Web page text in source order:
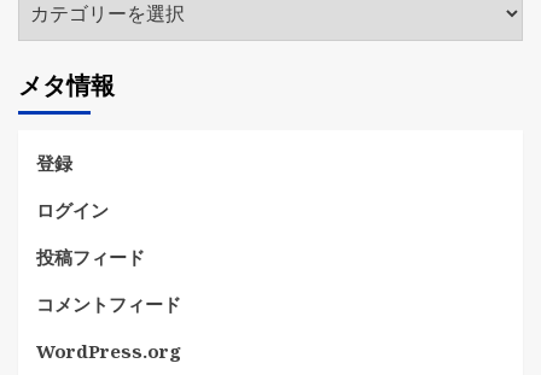
テ
リ
ー
メタ情報
登録
ログイン
投稿フィード
コメントフィード
WordPress.org